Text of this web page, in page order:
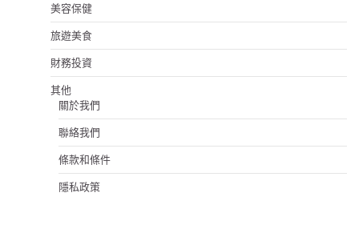
美容保健
旅遊美食
財務投資
其他
關於我們
聯絡我們
條款和條件
隱私政策